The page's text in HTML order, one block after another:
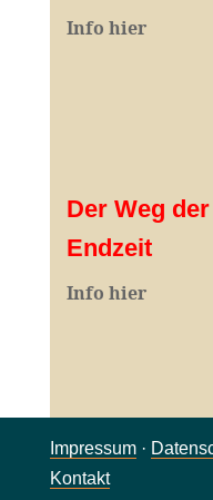
Info hier
Der Weg
Endzeit
Info hier
Impressum·
Kontakt